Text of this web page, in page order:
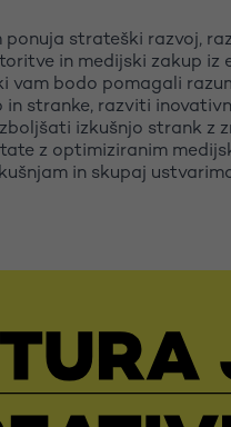
ponuja strateški razvoj,
in medijski zakup iz
vam bodo pomagali
in stranke, razviti
izkušnjo strank z
z optimiziranim
in skupaj